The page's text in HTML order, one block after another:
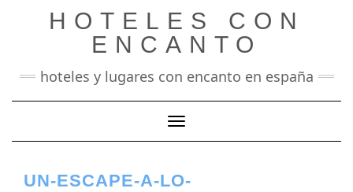
HOTELES CON
ENCANTO
hoteles y lugares con encanto en españa
Cambiar modo de navegación
UN-ESCAPE-A-LO-